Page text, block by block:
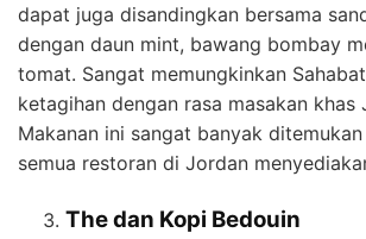
dapat juga disandingkan bersama
dengan daun mint, bawang bombay
tomat. Sangat memungkinkan
ketagihan dengan rasa masakan khas
Makanan ini sangat banyak
semua restoran di Jordan
The dan Kopi Bedouin